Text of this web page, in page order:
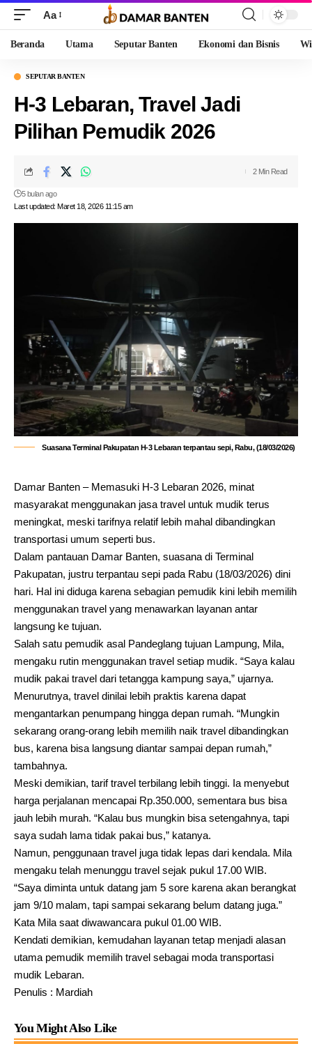
Aa
Beranda Utama Seputar Banten Ekonomi dan Bisnis
SEPUTAR BANTEN
H-3 Lebaran, Travel Jadi
Pilihan Pemudik 2026
Last updated: Maret 18, 2026 11:15 am
5 bulan ago
2 Min Read
Suasana Terminal Pakupatan H-3 Lebaran terpantau sepi, Rabu, (18/03/2026)
Damar Banten – Memasuki H-3 Lebaran 2026, minat
masyarakat menggunakan jasa travel untuk mudik terus
meningkat, meski tarifnya relatif lebih mahal dibandingkan
transportasi umum seperti bus.
Dalam pantauan Damar Banten, suasana di Terminal
Pakupatan, justru terpantau sepi pada Rabu (18/03/2026) dini
hari. Hal ini diduga karena sebagian pemudik kini lebih memilih
menggunakan travel yang menawarkan layanan antar
langsung ke tujuan.
Salah satu pemudik asal Pandeglang tujuan Lampung, Mila,
mengaku rutin menggunakan travel setiap mudik. “Saya kalau
mudik pakai travel dari tetangga kampung saya,” ujarnya.
Menurutnya, travel dinilai lebih praktis karena dapat
mengantarkan penumpang hingga depan rumah. “Mungkin
sekarang orang-orang lebih memilih naik travel dibandingkan
bus, karena bisa langsung diantar sampai depan rumah,”
tambahnya.
Meski demikian, tarif travel terbilang lebih tinggi. Ia menyebut
harga perjalanan mencapai Rp.350.000, sementara bus bisa
jauh lebih murah. “Kalau bus mungkin bisa setengahnya, tapi
saya sudah lama tidak pakai bus,” katanya.
Namun, penggunaan travel juga tidak lepas dari kendala. Mila
mengaku telah menunggu travel sejak pukul 17.00 WIB.
“Saya diminta untuk datang jam 5 sore karena akan berangkat
jam 9/10 malam, tapi sampai sekarang belum datang juga.”
Kata Mila saat diwawancara pukul 01.00 WIB.
Kendati demikian, kemudahan layanan tetap menjadi alasan
utama pemudik memilih travel sebagai moda transportasi
mudik Lebaran.
Penulis : Mardiah
You Might Also Like